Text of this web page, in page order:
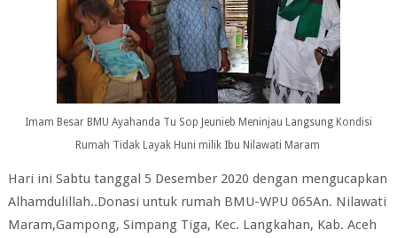
Imam Besar BMU Ayahanda Tu Sop Jeunieb Meninjau Langsung Kondisi
Rumah Tidak Layak Huni milik Ibu Nilawati Maram
Hari ini Sabtu tanggal 5 Desember 2020 dengan mengucapkan
Alhamdulillah..Donasi untuk rumah BMU-WPU 065An. Nilawati
Maram,Gampong, Simpang Tiga, Kec. Langkahan, Kab. Aceh